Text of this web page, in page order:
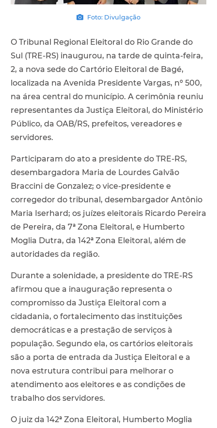
Foto: Divulgação
O Tribunal Regional Eleitoral do Rio Grande do
Sul (TRE-RS) inaugurou, na tarde de quinta-feira,
2, a nova sede do Cartório Eleitoral de Bagé,
localizada na Avenida Presidente Vargas, nº 500,
na área central do município. A cerimônia reuniu
representantes da Justiça Eleitoral, do Ministério
Público, da OAB/RS, prefeitos, vereadores e
servidores.
Participaram do ato a presidente do TRE-RS,
desembargadora Maria de Lourdes Galvão
Braccini de Gonzalez; o vice-presidente e
corregedor do tribunal, desembargador Antônio
Maria Iserhard; os juízes eleitorais Ricardo Pereira
de Pereira, da 7ª Zona Eleitoral, e Humberto
Moglia Dutra, da 142ª Zona Eleitoral, além de
autoridades da região.
Durante a solenidade, a presidente do TRE-RS
afirmou que a inauguração representa o
compromisso da Justiça Eleitoral com a
cidadania, o fortalecimento das instituições
democráticas e a prestação de serviços à
população. Segundo ela, os cartórios eleitorais
são a porta de entrada da Justiça Eleitoral e a
nova estrutura contribui para melhorar o
atendimento aos eleitores e as condições de
trabalho dos servidores.
O juiz da 142ª Zona Eleitoral, Humberto Moglia